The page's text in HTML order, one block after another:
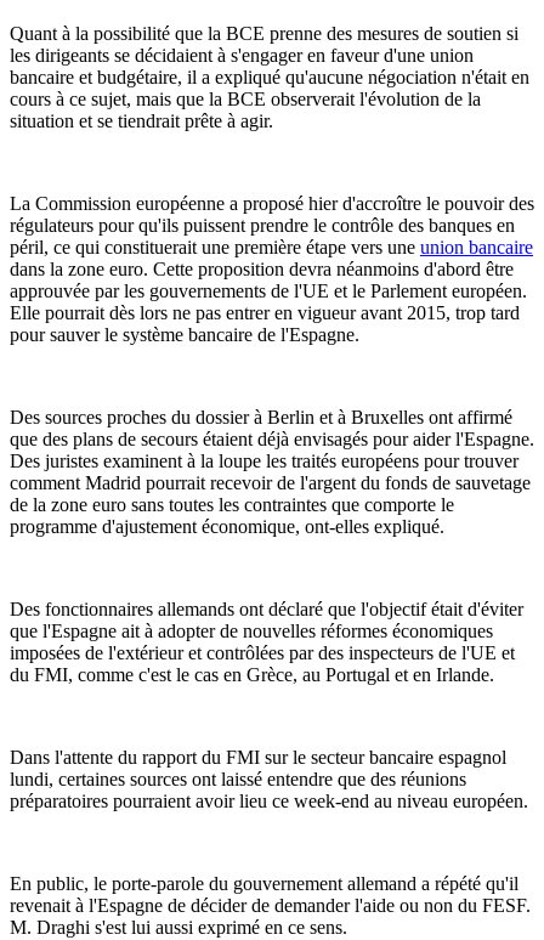
Quant à la possibilité que la BCE prenne des mesures de soutien si
les dirigeants se décidaient à s'engager en faveur d'une union
bancaire et budgétaire, il a expliqué qu'aucune négociation n'était en
cours à ce sujet, mais que la BCE observerait l'évolution de la
situation et se tiendrait prête à agir.
La Commission européenne a proposé hier d'accroître le pouvoir des
régulateurs pour qu'ils puissent prendre le contrôle des banques en
péril, ce qui constituerait une première étape vers une union bancaire
dans la zone euro. Cette proposition devra néanmoins d'abord être
approuvée par les gouvernements de l'UE et le Parlement européen.
Elle pourrait dès lors ne pas entrer en vigueur avant 2015, trop tard
pour sauver le système bancaire de l'Espagne.
Des sources proches du dossier à Berlin et à Bruxelles ont affirmé
que des plans de secours étaient déjà envisagés pour aider l'Espagne.
Des juristes examinent à la loupe les traités européens pour trouver
comment Madrid pourrait recevoir de l'argent du fonds de sauvetage
de la zone euro sans toutes les contraintes que comporte le
programme d'ajustement économique, ont-elles expliqué.
Des fonctionnaires allemands ont déclaré que l'objectif était d'éviter
que l'Espagne ait à adopter de nouvelles réformes économiques
imposées de l'extérieur et contrôlées par des inspecteurs de l'UE et
du FMI, comme c'est le cas en Grèce, au Portugal et en Irlande.
Dans l'attente du rapport du FMI sur le secteur bancaire espagnol
lundi, certaines sources ont laissé entendre que des réunions
préparatoires pourraient avoir lieu ce week-end au niveau européen.
En public, le porte-parole du gouvernement allemand a répété qu'il
revenait à l'Espagne de décider de demander l'aide ou non du FESF.
M. Draghi s'est lui aussi exprimé en ce sens.